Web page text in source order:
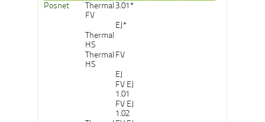
Posnet
Thermal
FV
3.01*
EJ*
Thermal
HS
Thermal
HS
FV
EJ
FV EJ
1.01
FV EJ
1.02